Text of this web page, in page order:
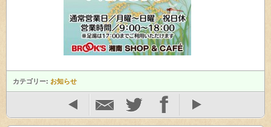
カテゴリー: お知らせ